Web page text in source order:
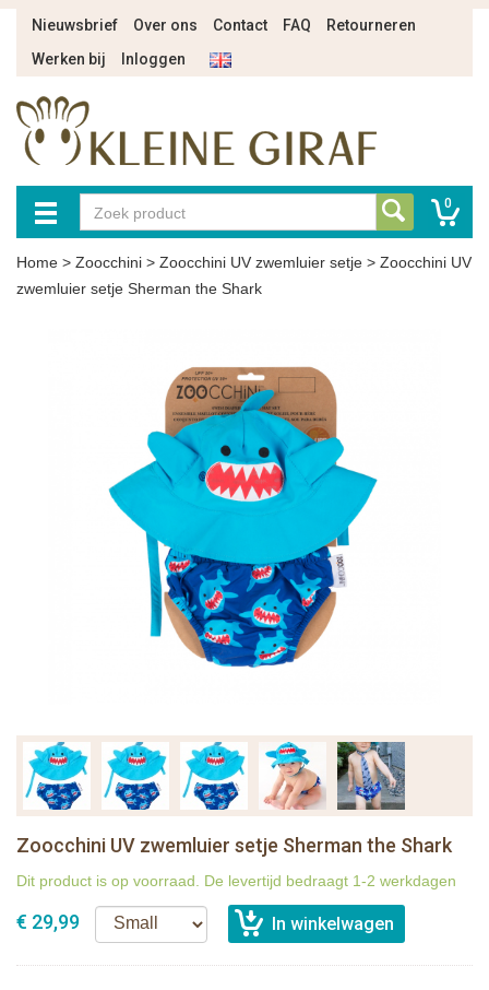
Nieuwsbrief Over ons Contact FAQ
Retourneren
Werken bij
Inloggen
0
Home > Zoocchini > Zoocchini UV zwemluier setje > Zoocchini UV
zwemluier setje Sherman the Shark
Zoocchini UV zwemluier setje Sherman the Shark
Dit product is op voorraad. De levertijd bedraagt 1-2 werkdagen
€ 29,99